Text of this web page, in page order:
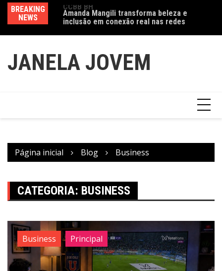
conteúdo
BREAKING
NEWS
feminino” no
Amanda Mangili transforma beleza e
inclusão em conexão real nas redes
JANELA JOVEM
Página inicial Blog Business
CATEGORIA: BUSINESS
Business Principal